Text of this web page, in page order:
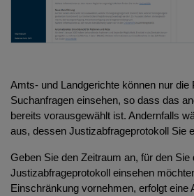
Amts- und Landgerichte können nur die
Suchanfragen einsehen, so dass das
bereits vorausgewählt ist. Andernfalls
aus, dessen Justizabfrageprotokoll Sie
Geben Sie den Zeitraum an, für den Sie
Justizabfrageprotokoll einsehen
Einschränkung vornehmen, erfolgt eine